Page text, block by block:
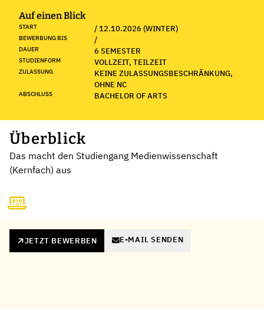
Auf einen Blick
START / 12.10.2026 (WINTER)
BEWERBUNG BIS /
DAUER 6 SEMESTER
STUDIENFORM VOLLZEIT, TEILZEIT
ZULASSUNG
KEINE ZULASSUNGSBESCHRÄNKUNG,
OHNE NC
ABSCHLUSS BACHELOR OF ARTS
Überblick
Das macht den Studiengang Medienwissenschaft
(Kernfach) aus
JETZT BEWERBEN E-MAIL SENDEN